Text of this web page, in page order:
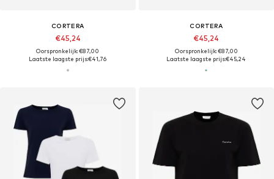
CORTERA
€45,24
Oorspronkelijk: €87,00
Laatste laagste prijs:€41,76
CORTERA
€45,24
Oorspronkelijk: €87,00
Laatste laagste prijs:€45,24